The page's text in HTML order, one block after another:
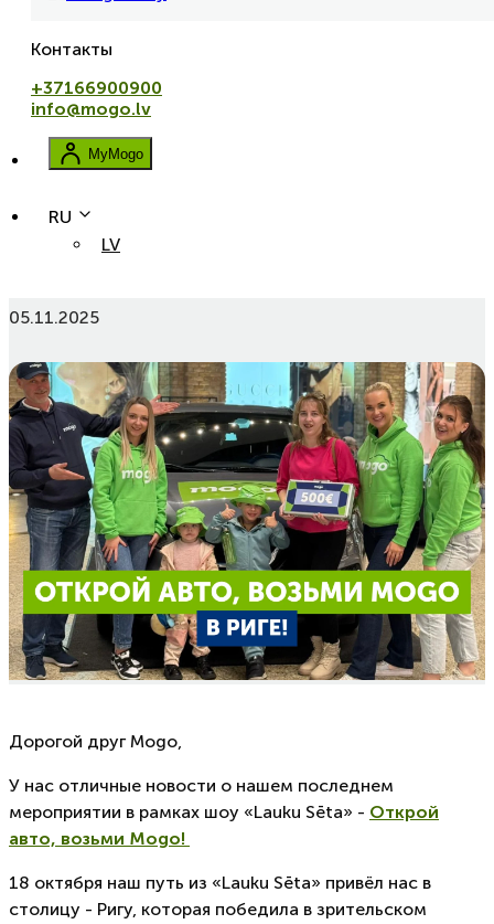
Контакты
+37166900900
info@mogo.lv
MyMogo
RU
LV
Открой авто, возьми Mogo в Риге!
05.11.2025
Дорогой друг Mogo,
У нас отличные новости о нашем последнем
мероприятии в рамках шоу «Lauku Sēta» - Открой
авто, возьми Mogo!
18 октября наш путь из «Lauku Sēta» привёл нас в
столицу - Ригу, которая победила в зрительском